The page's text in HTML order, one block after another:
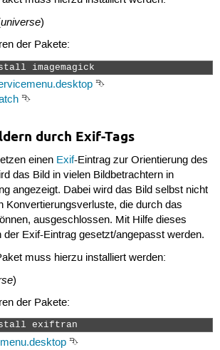
universe)
der Pakete:
imagemagick
⮷
⮷
durch Exif-Tags
einen Exif-Eintrag zur Orientierung des
das Bild in vielen Bildbetrachtern in
angezeigt. Dabei wird das Bild selbst nicht
Konvertierungsverluste, die durch das
ausgeschlossen. Mit Hilfe dieses
Exif-Eintrag gesetzt/angepasst werden.
muss hierzu installiert werden:
)
der Pakete:
exiftran
⮷